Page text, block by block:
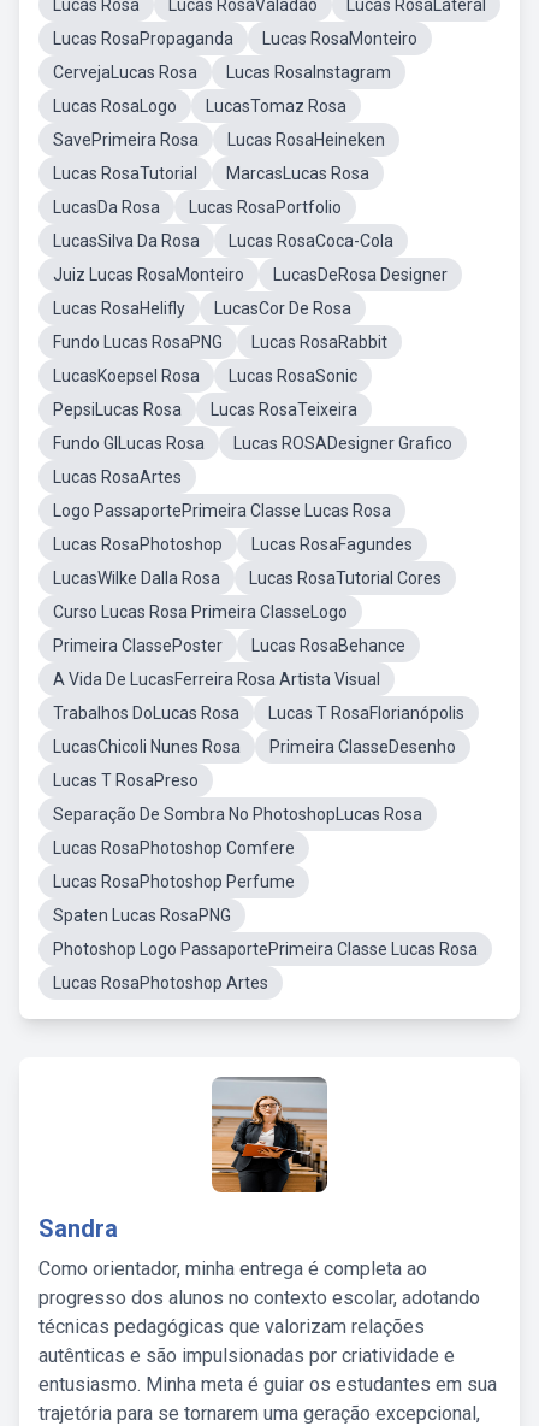
Lucas Rosa Lucas RosaValadão
Lucas RosaLateral
Lucas RosaPropaganda
Lucas RosaMonteiro
CervejaLucas Rosa
Lucas RosaInstagram
Lucas RosaLogo
LucasTomaz Rosa
SavePrimeira Rosa
Lucas RosaHeineken
Lucas RosaTutorial
MarcasLucas Rosa
LucasDa Rosa
Lucas RosaPortfolio
LucasSilva Da Rosa
Lucas RosaCoca-Cola
Juiz Lucas RosaMonteiro
LucasDeRosa Designer
Lucas RosaHelifly
LucasCor De Rosa
Fundo Lucas RosaPNG
Lucas RosaRabbit
LucasKoepsel Rosa
Lucas RosaSonic
PepsiLucas Rosa
Lucas RosaTeixeira
Fundo GILucas Rosa
Lucas ROSADesigner Grafico
Lucas RosaArtes
Logo PassaportePrimeira Classe Lucas Rosa
Lucas RosaPhotoshop
Lucas RosaFagundes
LucasWilke Dalla Rosa
Lucas RosaTutorial Cores
Curso Lucas Rosa Primeira ClasseLogo
Primeira ClassePoster
Lucas RosaBehance
A Vida De LucasFerreira Rosa Artista Visual
Trabalhos DoLucas Rosa
Lucas T RosaFlorianópolis
LucasChicoli Nunes Rosa
Primeira ClasseDesenho
Lucas T RosaPreso
Separação De Sombra No PhotoshopLucas Rosa
Lucas RosaPhotoshop Comfere
Lucas RosaPhotoshop Perfume
Spaten Lucas RosaPNG
Photoshop Logo PassaportePrimeira Classe Lucas Rosa
Lucas RosaPhotoshop Artes
Sandra
Como orientador, minha entrega é completa ao
progresso dos alunos no contexto escolar, adotando
técnicas pedagógicas que valorizam relações
autênticas e são impulsionadas por criatividade e
entusiasmo. Minha meta é guiar os estudantes em sua
trajetória para se tornarem uma geração excepcional,